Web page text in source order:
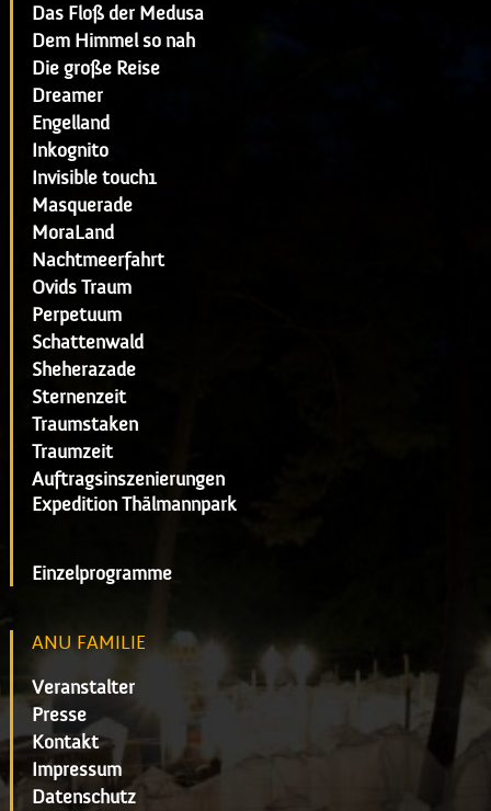
Das Floß der Medusa
Dem Himmel so nah
Die große Reise
Dreamer
Engelland
Inkognito
Invisible touch1
Masquerade
MoraLand
Nachtmeerfahrt
Ovids Traum
Perpetuum
Schattenwald
Sheherazade
Sternenzeit
Traumstaken
Traumzeit
Auftragsinszenierungen
Expedition Thälmannpark
Einzelprogramme
ANU FAMILIE
Veranstalter
Presse
Kontakt
Impressum
Datenschutz